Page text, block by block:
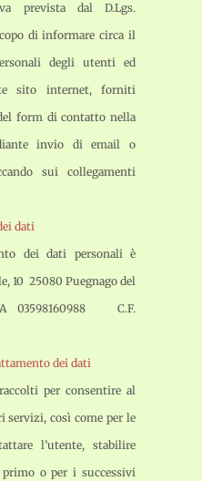
prevista dal D.Lgs.
di informare circa il
degli utenti ed
sito internet, forniti
form di contatto nella
invio di email o
sui collegamenti
dati
dei dati personali è
10 25080 Puegnago del
03598160988 C.F.
dei dati
per consentire al
così come per le
l’utente, stabilire
o per i successivi